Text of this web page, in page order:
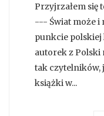
Przyjrzałem się
--- Świat może i
punkcie
autorek z Polski
tak czytelników,
książki w...